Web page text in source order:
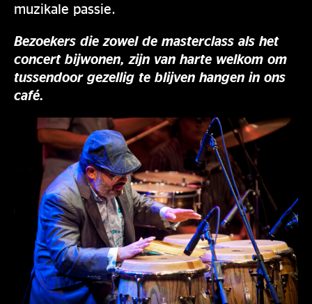
muzikale passie.
Bezoekers die zowel de masterclass als het
concert bijwonen, zijn van harte welkom om
tussendoor gezellig te blijven hangen in ons
café.